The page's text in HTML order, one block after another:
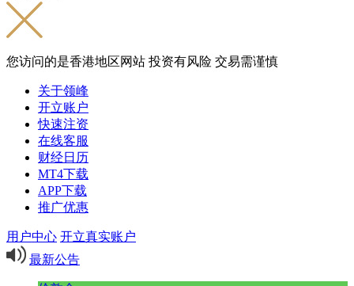
您访问的是香港地区网站 投资有风险 交易需谨慎
关于领峰
开立账户
快速注资
在线客服
财经日历
MT4下载
APP下载
推广优惠
用户中心 开立真实账户
最新公告